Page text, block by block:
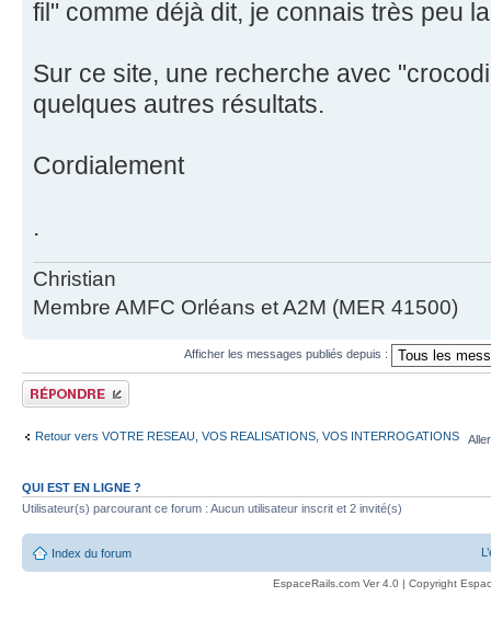
fil" comme déjà dit, je connais très peu
Sur ce site, une recherche avec
quelques autres résultats.
Cordialement
.
Christian
Membre AMFC Orléans et A2M (MER 41500)
Afficher les messages publiés depuis :
Publier une réponse
Retour vers VOTRE RESEAU, VOS REALISATIONS, VOS INTERROGATIONS
QUI EST EN LIGNE ?
Utilisateur(s) parcourant ce forum : Aucun utilisateur inscrit et 2 invité(s)
Index du forum
EspaceRails.com Ver 4.0 | Copyright